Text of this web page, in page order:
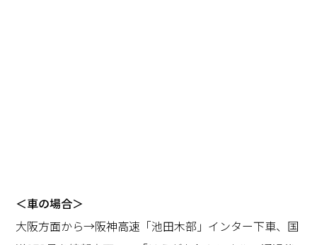
＜車の場合＞
大阪方面から→阪神高速「池田木部」インター下車、国